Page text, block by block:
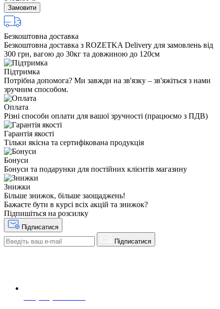
Замовити
Безкоштовна доставка
Безкоштовна доставка з ROZETKA Delivery для замовлень від
300 грн, вагою до 30кг та довжиною до 120см
Підтримка
Потрібна допомога? Ми завжди на зв'язку – зв'яжіться з нами
зручним способом.
Оплата
Різні способи оплати для вашої зручності (працюємо з ПДВ)
Гарантія якості
Тільки якісна та сертифікована продукція
Бонуси
Бонуси та подарунки для постійних клієнтів магазину
Знижки
Більше знижок, більше заощаджень!
Бажаєте бути в курсі всіх акцій та знижок?
Підпишіться на розсилку
Підписатися
Підписатися